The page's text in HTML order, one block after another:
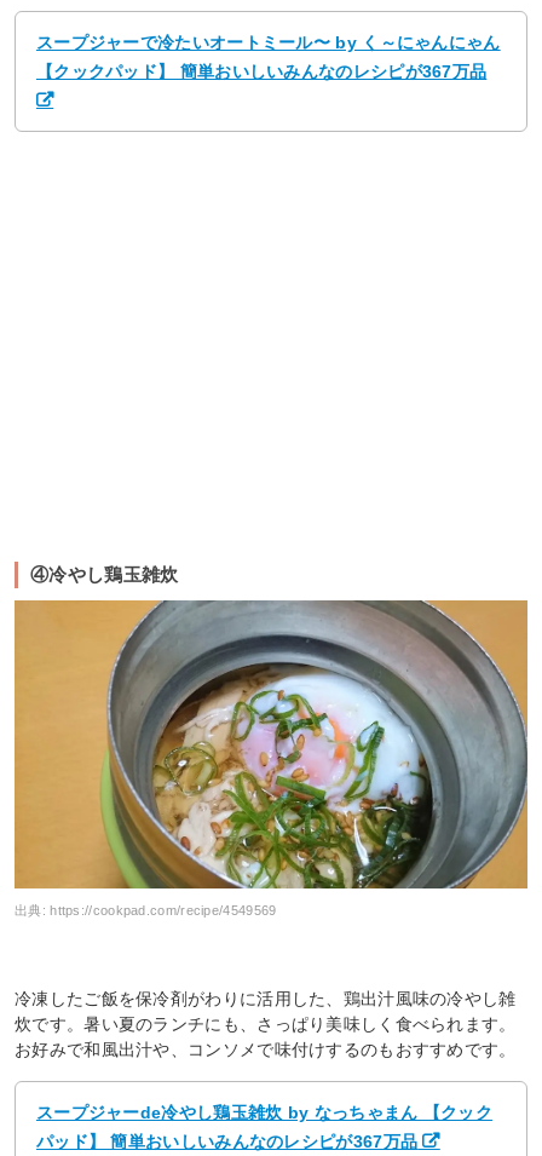
スープジャーで冷たいオートミール〜 by く～にゃんにゃん
【クックパッド】 簡単おいしいみんなのレシピが367万品
④冷やし鶏玉雑炊
出典: https://cookpad.com/recipe/4549569
冷凍したご飯を保冷剤がわりに活用した、鶏出汁風味の冷やし雑
炊です。暑い夏のランチにも、さっぱり美味しく食べられます。
お好みで和風出汁や、コンソメで味付けするのもおすすめです。
スープジャーde冷やし鶏玉雑炊 by なっちゃまん 【クック
パッド】 簡単おいしいみんなのレシピが367万品